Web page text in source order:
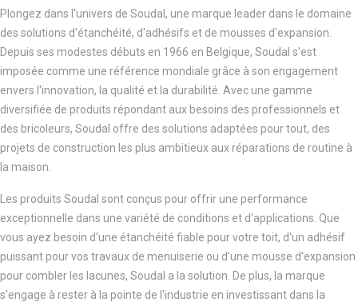
Plongez dans l'univers de Soudal, une marque leader dans le domaine
des solutions d'étanchéité, d'adhésifs et de mousses d'expansion.
Depuis ses modestes débuts en 1966 en Belgique, Soudal s'est
imposée comme une référence mondiale grâce à son engagement
envers l'innovation, la qualité et la durabilité. Avec une gamme
diversifiée de produits répondant aux besoins des professionnels et
des bricoleurs, Soudal offre des solutions adaptées pour tout, des
projets de construction les plus ambitieux aux réparations de routine à
la maison.
Les produits Soudal sont conçus pour offrir une performance
exceptionnelle dans une variété de conditions et d'applications. Que
vous ayez besoin d'une étanchéité fiable pour votre toit, d'un adhésif
puissant pour vos travaux de menuiserie ou d'une mousse d'expansion
pour combler les lacunes, Soudal a la solution. De plus, la marque
s'engage à rester à la pointe de l'industrie en investissant dans la